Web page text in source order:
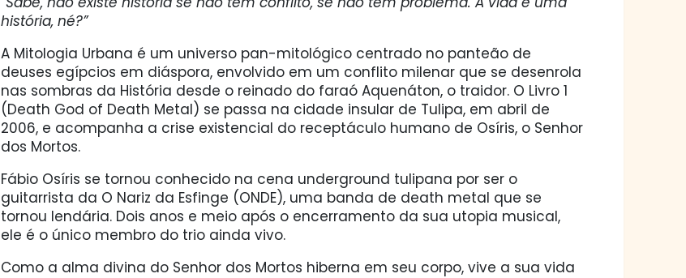
história, né?”
A Mitologia Urbana é um universo pan-mitológico centrado no panteão de
deuses egípcios em diáspora, envolvido em um conflito milenar que se desenrola
nas sombras da História desde o reinado do faraó Aquenáton, o traidor. O Livro 1
(Death God of Death Metal) se passa na cidade insular de Tulipa, em abril de
2006, e acompanha a crise existencial do receptáculo humano de Osíris, o Senhor
dos Mortos.
Fábio Osíris se tornou conhecido na cena underground tulipana por ser o
guitarrista da O Nariz da Esfinge (ONDE), uma banda de death metal que se
tornou lendária. Dois anos e meio após o encerramento da sua utopia musical,
ele é o único membro do trio ainda vivo.
Como a alma divina do Senhor dos Mortos hiberna em seu corpo, vive a sua vida